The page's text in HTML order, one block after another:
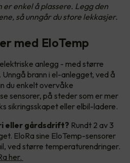
enkel å plassere. Legg den
så unngår du store lekkasjer.
med EloTemp
anlegg - med større
Unngå brann i el-anlegget, ved å
du enkelt overvåke
sensorer, på steder som er mer
sikringsskapet eller elbil-ladere.
eller gårdsdrift? Rundt 2 av 3
EloRa sine EloTemp-sensorer
ved større temperaturendringer.
her.